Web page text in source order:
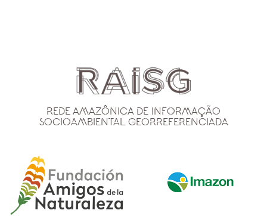
Rede Amazônica de Informação
Socioambiental Georreferenciada